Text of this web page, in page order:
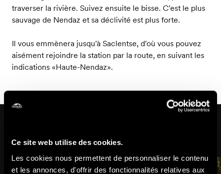
Ce site web utilise des cookies.
Les cookies nous permettent de personnaliser le contenu
et les annonces, d'offrir des fonctionnalités relatives aux
traverser la rivière. Suivez ensuite le bisse. C'est le plus
sauvage de Nendaz et sa déclivité est plus forte.
Il vous emmènera jusqu'à Saclentse, d'où vous pouvez
aisément rejoindre la station par la route, en suivant les
indications «Haute-Nendaz».